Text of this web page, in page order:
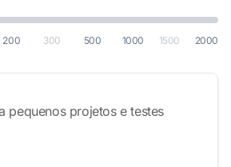
200 300 500 1000 1500 2000
pequenos projetos e testes